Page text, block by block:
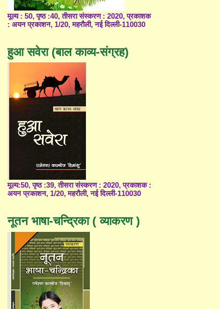
मूल्य : 50, पृष्ठ :40, तीसरा संस्करण : 2020, प्रकाशक
: अयन प्रकाशन, 1/20, महरौली, नई दिल्ली-110030
हुआ सवेरा (बाल काव्य-संग्रह)
मूल्य:50, पृष्ठ :39, तीसरा संस्करण : 2020, प्रकाशक :
अयन प्रकाशन, 1/20, महरौली, नई दिल्ली-110030
नूतन भाषा-चन्द्रिका ( व्याकरण )